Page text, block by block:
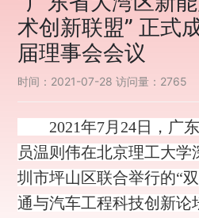
术创新联盟” 正式
届理事会会议
时间：2021-07-28 访问量：2765
2021年7月24日，广东
员温则伟在北京理工大
圳市坪山区联合举行的“
通与汽车工程科技创新论